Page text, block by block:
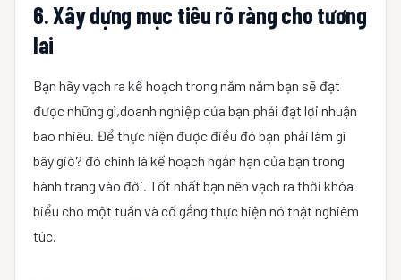
6. Xây dựng mục tiêu rõ ràng cho tương
lai
Bạn hãy vạch ra kế hoạch trong năm năm bạn sẽ đạt
được những gì,doanh nghiệp của bạn phải đạt lợi nhuận
bao nhiêu. Để thực hiện được điều đó bạn phải làm gì
bây giờ? đó chính là kế hoạch ngắn hạn của bạn trong
hành trang vào đời. Tốt nhất bạn nên vạch ra thời khóa
biểu cho một tuần và cố gắng thực hiện nó thật nghiêm
túc.